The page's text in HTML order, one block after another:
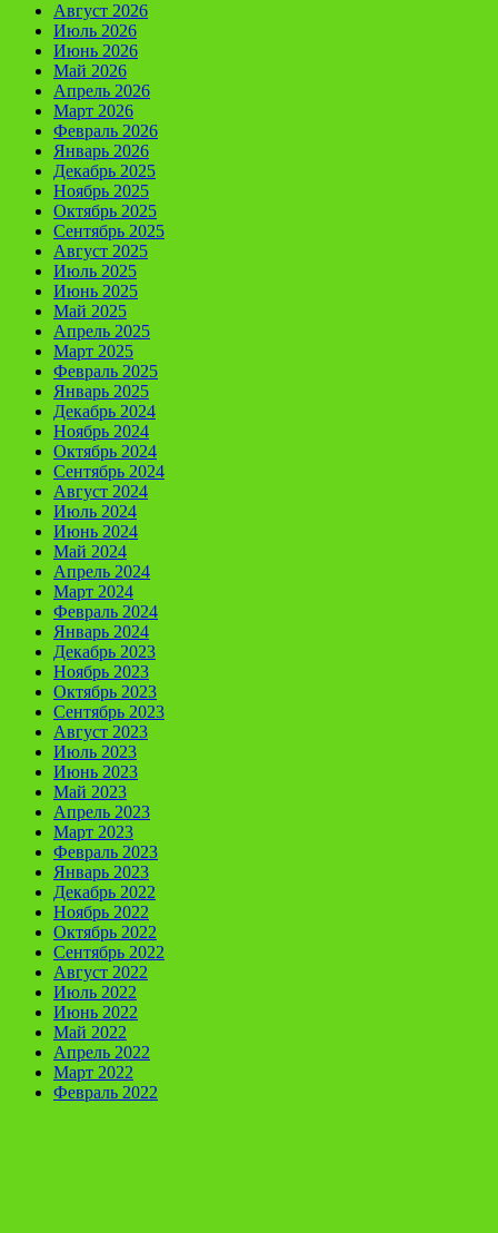
Август 2026
Июль 2026
Июнь 2026
Май 2026
Апрель 2026
Март 2026
Февраль 2026
Январь 2026
Декабрь 2025
Ноябрь 2025
Октябрь 2025
Сентябрь 2025
Август 2025
Июль 2025
Июнь 2025
Май 2025
Апрель 2025
Март 2025
Февраль 2025
Январь 2025
Декабрь 2024
Ноябрь 2024
Октябрь 2024
Сентябрь 2024
Август 2024
Июль 2024
Июнь 2024
Май 2024
Апрель 2024
Март 2024
Февраль 2024
Январь 2024
Декабрь 2023
Ноябрь 2023
Октябрь 2023
Сентябрь 2023
Август 2023
Июль 2023
Июнь 2023
Май 2023
Апрель 2023
Март 2023
Февраль 2023
Январь 2023
Декабрь 2022
Ноябрь 2022
Октябрь 2022
Сентябрь 2022
Август 2022
Июль 2022
Июнь 2022
Май 2022
Апрель 2022
Март 2022
Февраль 2022